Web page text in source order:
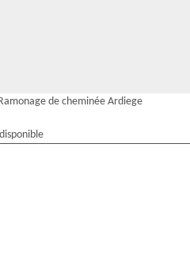
de cheminée Ardiege